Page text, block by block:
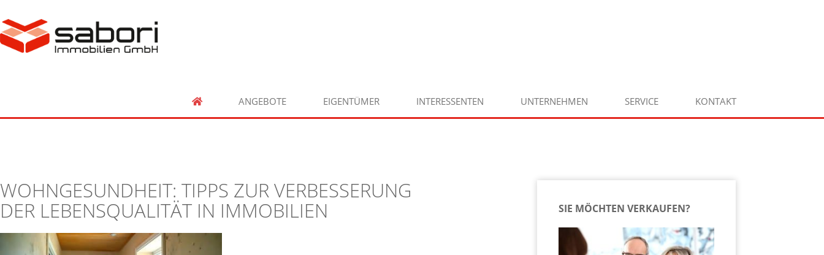
ANGEBOTE EIGENTÜMER INTERESSENTEN UNTERNEHMEN SERVICE KONTAKT
WOHNGESUNDHEIT: TIPPS ZUR VERBESSERUNG
DER LEBENSQUALITÄT IN IMMOBILIEN SIE MÖCHTEN VERKAUFEN?